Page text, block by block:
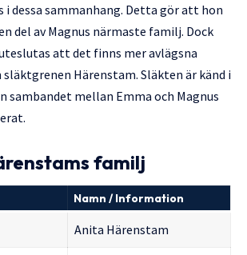
dessa sammanhang. Detta gör att hon
del av Magnus närmaste familj. Dock
att det finns mer avlägsna
Härenstam. Släkten är känd i
sambandet mellan Emma och Magnus
familj
Namn / Information
Anita Härenstam